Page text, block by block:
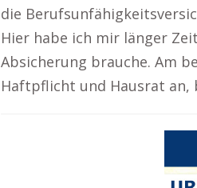
die
Hier habe ich mir länger
Absicherung brauche. Am
Haftpflicht und Hausrat an,